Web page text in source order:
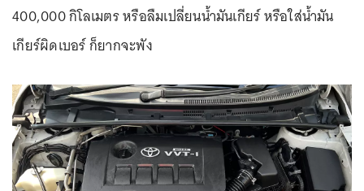
400,000 กิโลเมตร หรือลืมเปลี่ยนน้ำมันเกียร์ หรือใส่น้ำมัน
เกียร์ผิดเบอร์ ก็ยากจะพัง